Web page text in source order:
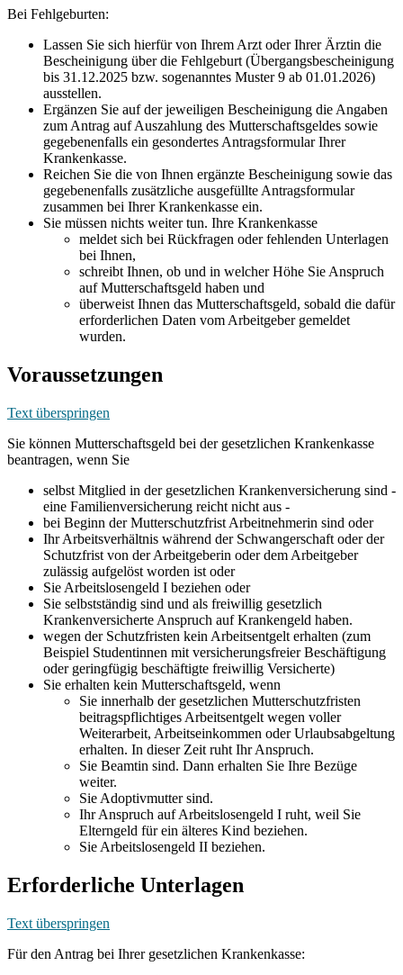
Bei Fehlgeburten:
Lassen Sie sich hierfür von Ihrem Arzt oder Ihrer Ärztin die
Bescheinigung über die Fehlgeburt (Übergangsbescheinigung
bis 31.12.2025 bzw. sogenanntes Muster 9 ab 01.01.2026)
ausstellen.
Ergänzen Sie auf der jeweiligen Bescheinigung die Angaben
zum Antrag auf Auszahlung des Mutterschaftsgeldes sowie
gegebenenfalls ein gesondertes Antragsformular Ihrer
Krankenkasse.
Reichen Sie die von Ihnen ergänzte Bescheinigung sowie das
gegebenenfalls zusätzliche ausgefüllte Antragsformular
zusammen bei Ihrer Krankenkasse ein.
Sie müssen nichts weiter tun. Ihre Krankenkasse
meldet sich bei Rückfragen oder fehlenden Unterlagen
bei Ihnen,
schreibt Ihnen, ob und in welcher Höhe Sie Anspruch
auf Mutterschaftsgeld haben und
überweist Ihnen das Mutterschaftsgeld, sobald die dafür
erforderlichen Daten vom Arbeitgeber gemeldet
wurden.
Voraussetzungen
Text überspringen
Sie können Mutterschaftsgeld bei der gesetzlichen Krankenkasse
beantragen, wenn Sie
selbst Mitglied in der gesetzlichen Krankenversicherung sind -
eine Familienversicherung reicht nicht aus -
bei Beginn der Mutterschutzfrist Arbeitnehmerin sind oder
Ihr Arbeitsverhältnis während der Schwangerschaft oder der
Schutzfrist von der Arbeitgeberin oder dem Arbeitgeber
zulässig aufgelöst worden ist oder
Sie Arbeitslosengeld I beziehen oder
Sie selbstständig sind und als freiwillig gesetzlich
Krankenversicherte Anspruch auf Krankengeld haben.
wegen der Schutzfristen kein Arbeitsentgelt erhalten (zum
Beispiel Studentinnen mit versicherungsfreier Beschäftigung
oder geringfügig beschäftigte freiwillig Versicherte)
Sie erhalten kein Mutterschaftsgeld, wenn
Sie innerhalb der gesetzlichen Mutterschutzfristen
beitragspflichtiges Arbeitsentgelt wegen voller
Weiterarbeit, Arbeitseinkommen oder Urlaubsabgeltung
erhalten. In dieser Zeit ruht Ihr Anspruch.
Sie Beamtin sind. Dann erhalten Sie Ihre Bezüge
weiter.
Sie Adoptivmutter sind.
Ihr Anspruch auf Arbeitslosengeld I ruht, weil Sie
Elterngeld für ein älteres Kind beziehen.
Sie Arbeitslosengeld II beziehen.
Erforderliche Unterlagen
Text überspringen
Für den Antrag bei Ihrer gesetzlichen Krankenkasse: